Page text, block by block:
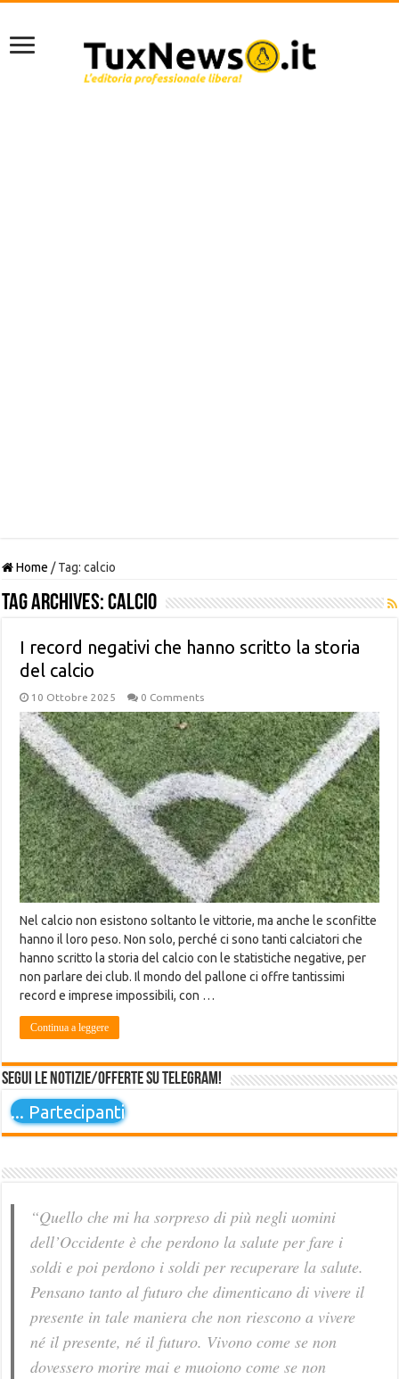
Home / Tag:calcio
Tag Archives:calcio
I record negativi che hanno scritto la storia
del calcio
10 Ottobre 2025 0 Comments
Nel calcio non esistono soltanto le vittorie, ma anche le sconfitte
hanno il loro peso. Non solo, perché ci sono tanti calciatori che
hanno scritto la storia del calcio con le statistiche negative, per
non parlare dei club. Il mondo del pallone ci offre tantissimi
record e imprese impossibili, con …
Continua a leggere
Segui le notizie/offerte su Telegram!
... Partecipanti
“Quello che mi ha sorpreso di più negli uomini
dell’Occidente è che perdono la salute per fare i
soldi e poi perdono i soldi per recuperare la salute.
Pensano tanto al futuro che dimenticano di vivere il
presente in tale maniera che non riescono a vivere
né il presente, né il futuro. Vivono come se non
dovessero morire mai e muoiono come se non